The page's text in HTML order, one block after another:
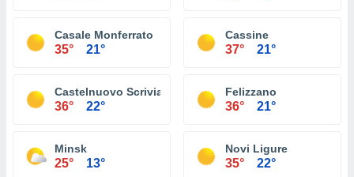
Casale Monferrato
35° 21°
Cassine
37° 21°
Castelnuovo Scrivia
36° 22°
Felizzano
36° 21°
Minsk
25° 13°
Novi Ligure
35° 22°